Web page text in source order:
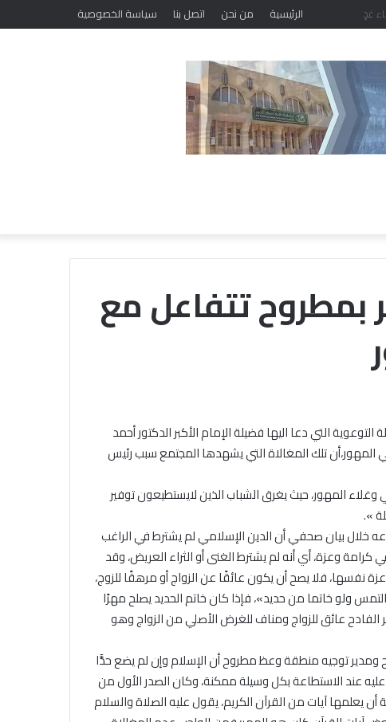
الرئيسية من نحن اتصل بنا سياسة الخصوصية
بمطروح تتفاعل مع
التي دعا اليها فضيلة الإمام الأكبر الدكتور أحمد
المهور،أن تلك المغالاة التي يشهدها المجتمع سبب رئيس
المهور، حيث يغرق الشباب الذين لايستطيعون توفير
».
بيان صحفي أن الدين الإسلامي لم يشترط في الراغب
وعزة، أي أنه لم يشترط الغنى أو الثراء العريض، وقد
نفسها، فلا يصح أن يكون عائقًا عن الزواج أو مرهقًا للزوج،
ولو خاتما من حديد»، فإذا كان خاتم الحديد يصلح مهرًا
الفادح عائق للزواج ومناف للغرض الأصلي من الزواج وهو
توجيه منطقة وعظ مطروح أن الإسلام وإن لم يضع حدًّا
عند الاستطاعة بكل وسيلة ممكنة، وكان الصدر الأول من
يعلمها آيات من القرآن الكريم، يقول عليه الصلاة والسلام
كيفية الاحتفال
الشريف
المقبل..
والمولد
الشريف
25
الأحد, 9 أغسطس 2026
معهد الفلك: غرة ربيع الأول الجمعة
أغسطس